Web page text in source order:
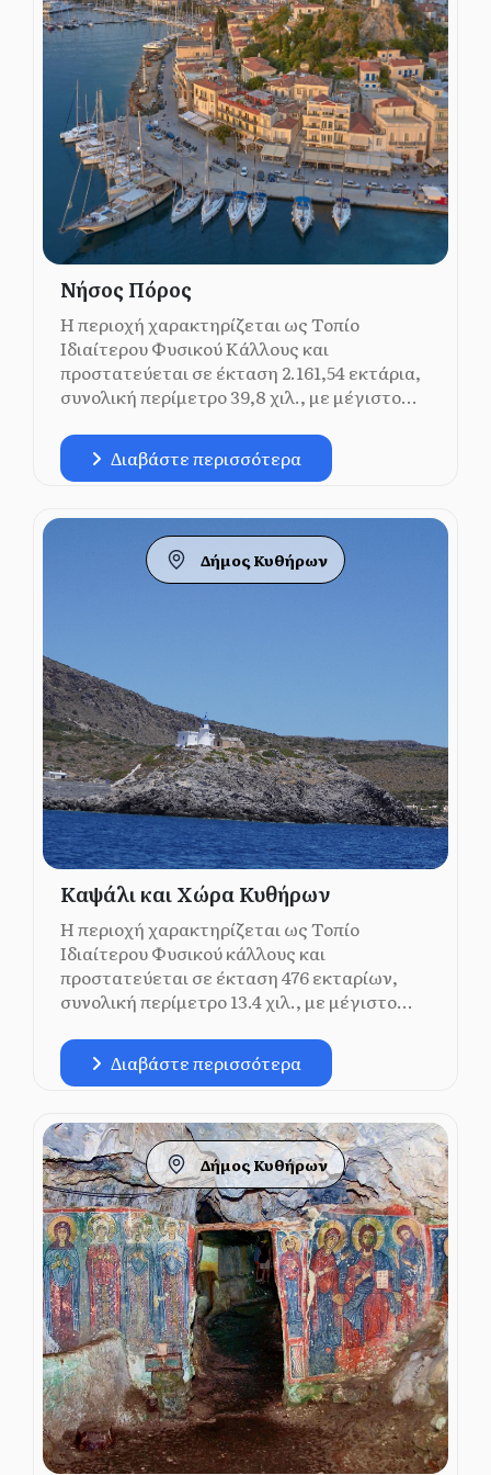
Νήσος Πόρος
Η περιοχή χαρακτηρίζεται ως Τοπίο
Ιδιαίτερου Φυσικού Κάλλους και
προστατεύεται σε έκταση 2.161,54 εκτάρια,
συνολική περίμετρο 39,8 χιλ., με μέγιστο...
Διαβάστε περισσότερα
Δήμος Κυθήρων
Καψάλι και Χώρα Κυθήρων
Η περιοχή χαρακτηρίζεται ως Τοπίο
Iδιαίτερου Φυσικού κάλλους και
προστατεύεται σε έκταση 476 εκταρίων,
συνολική περίμετρο 13.4 χιλ., με μέγιστο...
Διαβάστε περισσότερα
Δήμος Κυθήρων